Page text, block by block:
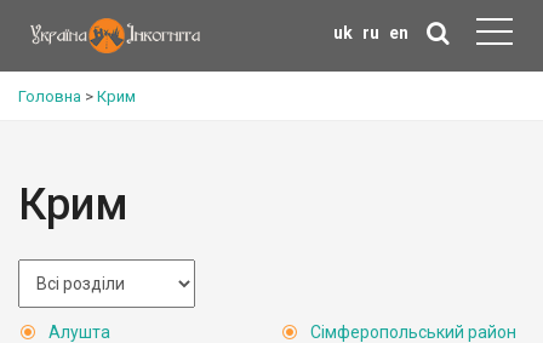
uk ru en
Головна > Крим
Крим
Алушта
Сімферопольський район